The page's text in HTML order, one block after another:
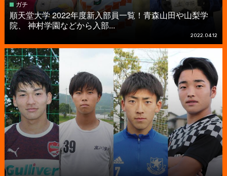
ガチ
順天堂大学 2022年度新入部員一覧！青森山田や山梨学
院、 神村学園などから入部...
2022.04.12